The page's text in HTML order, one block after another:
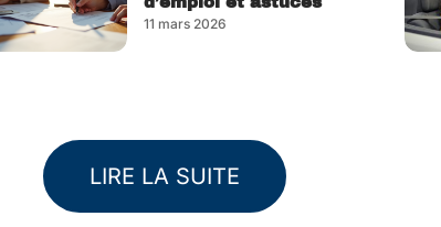
11 mars 2026
LIRE LA SUITE